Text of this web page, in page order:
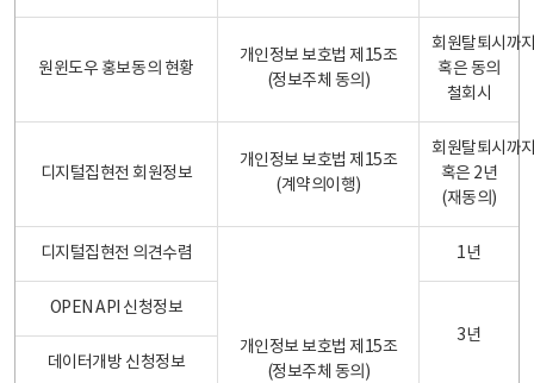
원윈도우 홍보동의 현황
개인정보 보호법 제15조
(정보주체 동의)
회원탈퇴시까
혹은 동의
철회시
디지털집현전 회원정보
개인정보 보호법 제15조
(계약의이행)
회원탈퇴시까
혹은 2년
(재동의)
디지털집현전 의견수렴
개인정보 보호법 제15조
(정보주체 동의)
1년
OPEN API 신청정보
3년
데이터개방 신청정보